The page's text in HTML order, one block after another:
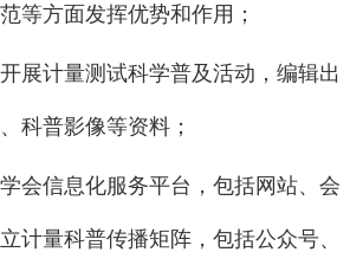
等方面发挥优势和作用；
开展计量测试科学普及活动，编辑出
科普影像等资料；
学会信息化服务平台，包括网站、会
计量科普传播矩阵，包括公众号、